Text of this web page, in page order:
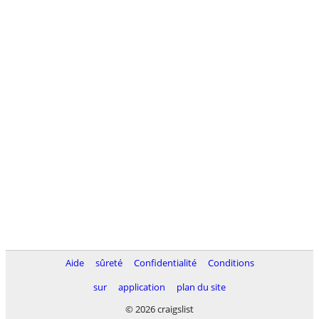
Aide sûreté Confidentialité
Conditions
sur
application
plan du site
© 2026 craigslist